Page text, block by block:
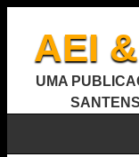
AEI
UMA